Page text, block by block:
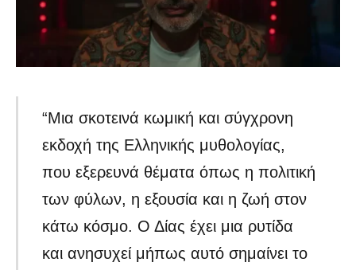
“Μια σκοτεινά κωμική και σύγχρονη
εκδοχή της Ελληνικής μυθολογίας,
που εξερευνά θέματα όπως η πολιτική
των φύλων, η εξουσία και η ζωή στον
κάτω κόσμο. Ο Δίας έχει μια ρυτίδα
και ανησυχεί μήπως αυτό σημαίνει το